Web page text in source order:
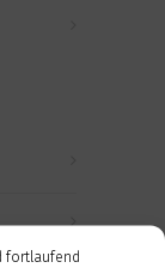
fortlaufend